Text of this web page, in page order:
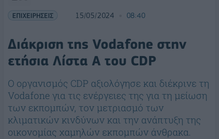
ΕΠΙΧΕΙΡΗΣΕΙΣ 15/05/2024 08:40
Διάκριση της Vodafone στην
ετήσια Λίστα Α του CDP
O οργανισμός CDP αξιολόγησε και διέκρινε τη
Vodafone για τις ενέργειες της για τη μείωση
των εκπομπών, τον μετριασμό των
κλιματικών κινδύνων και την ανάπτυξη της
οικονομίας χαμηλών εκπομπών άνθρακα.